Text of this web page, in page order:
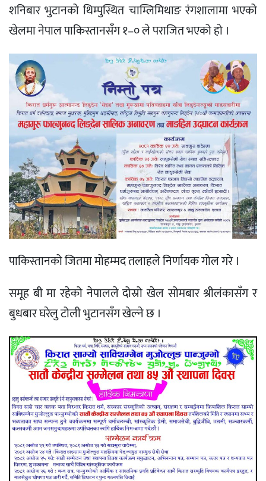
शनिबार भुटानको थिम्पुस्थित चाम्लिमिथाङ रंगशालामा भएको
खेलमा नेपाल पाकिस्तानसँग १–० ले पराजित भएको हो ।
पाकिस्तानको जितमा मोहम्मद तलाहले निर्णायक गोल गरे ।
समूह बी मा रहेको नेपालले दोस्रो खेल सोमबार श्रीलंकासँग र
बुधबार घरेलु टोली भुटानसँग खेल्ने छ ।